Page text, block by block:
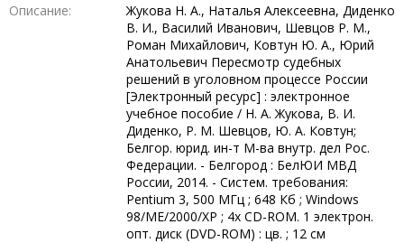
Описание:
Жукова Н. А., Наталья Алексеевна, Диденко
В. И., Василий Иванович, Шевцов Р. М.,
Роман Михайлович, Ковтун Ю. А., Юрий
Анатольевич Пересмотр судебных
решений в уголовном процессе России
[Электронный ресурс] : электронное
учебное пособие / Н. А. Жукова, В. И.
Диденко, Р. М. Шевцов, Ю. А. Ковтун;
Белгор. юрид. ин-т М-ва внутр. дел Рос.
Федерации. - Белгород : БелЮИ МВД
России, 2014. - Систем. требования:
Pentium 3, 500 МГц ; 648 Кб ; Windows
98/ME/2000/XP ; 4х CD-ROM. 1 электрон.
опт. диск (DVD-ROM) : цв. ; 12 см